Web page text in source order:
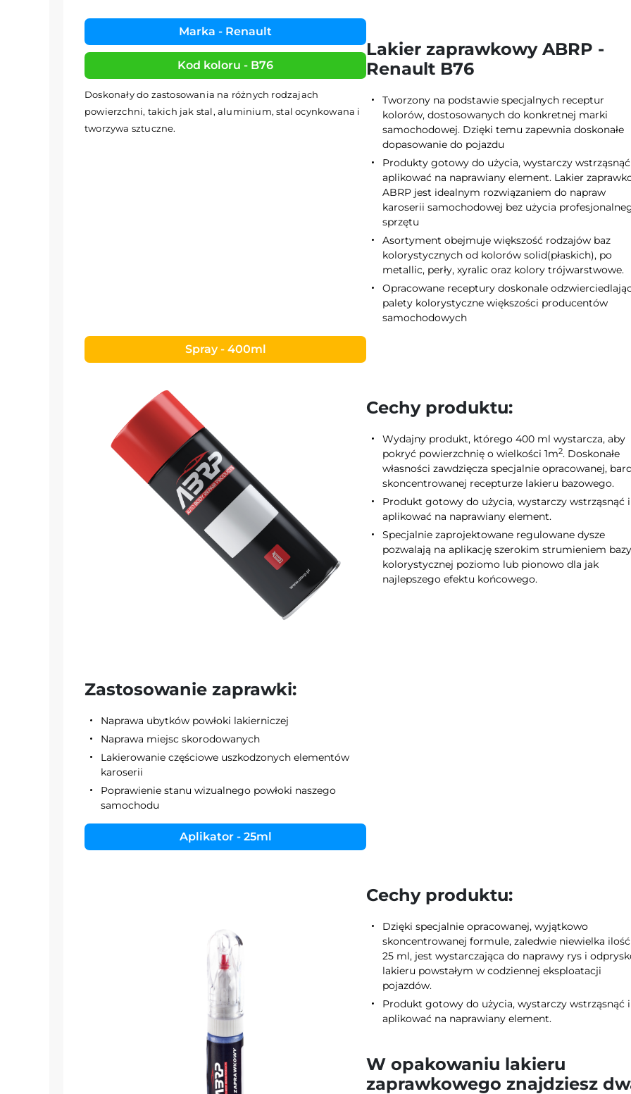
Marka - Renault
Kod koloru - B76
Doskonały do zastosowania na różnych rodzajach
powierzchni, takich jak stal, aluminium, stal ocynkowana i
tworzywa sztuczne.
Lakier zaprawkowy ABRP -
Renault B76
Tworzony na podstawie specjalnych receptur
kolorów, dostosowanych do konkretnej marki
samochodowej. Dzięki temu zapewnia doskonałe
dopasowanie do pojazdu
Produkty gotowy do użycia, wystarczy
aplikować na naprawiany element. Lakier
ABRP jest idealnym rozwiązaniem do napraw
karoserii samochodowej bez użycia
sprzętu
Asortyment obejmuje większość rodzajów baz
kolorystycznych od kolorów solid(płaskich), po
metallic, perły, xyralic oraz kolory trójwarstwowe.
Opracowane receptury doskonale
palety kolorystyczne większości producentów
samochodowych
Spray - 400ml
Cechy produktu:
Wydajny produkt, którego 400 ml wystarcza, aby
pokryć powierzchnię o wielkości 1m2. Doskonałe
własności zawdzięcza specjalnie opracowanej,
skoncentrowanej recepturze lakieru bazowego.
Produkt gotowy do użycia, wystarczy wstrząsnąć i
aplikować na naprawiany element.
Specjalnie zaprojektowane regulowane dysze
pozwalają na aplikację szerokim strumieniem bazy
kolorystycznej poziomo lub pionowo dla jak
najlepszego efektu końcowego.
Zastosowanie zaprawki:
Naprawa ubytków powłoki lakierniczej
Naprawa miejsc skorodowanych
Lakierowanie częściowe uszkodzonych elementów
karoserii
Poprawienie stanu wizualnego powłoki naszego
samochodu
Aplikator - 25ml
Cechy produktu:
Dzięki specjalnie opracowanej, wyjątkowo
skoncentrowanej formule, zaledwie niewielka ilość
25 ml, jest wystarczająca do naprawy rys i
lakieru powstałym w codziennej eksploatacji
pojazdów.
Produkt gotowy do użycia, wystarczy wstrząsnąć i
aplikować na naprawiany element.
W opakowaniu lakieru
zaprawkowego znajdziesz